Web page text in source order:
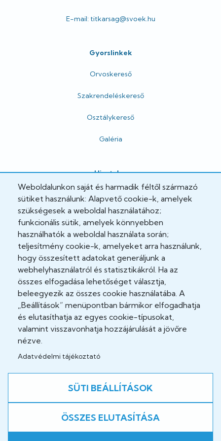
E-mail: titkarsag@svoek.hu
Gyorslinkek
Orvoskereső
Szakrendeléskereső
Osztálykereső
Galéria
Hivatalos
Adatkezelési tájékoztató
Adatvédelmi tisztviselő
Akadálymentesítési nyilatkozat
Cookie Policy
Felhasználási feltételek
Impresszum
Jogi nyilatkozatok
Közösség
A weboldal fejlesztés alatt áll!
Weboldalunkon saját és harmadik féltől származó
sütiket használunk: Alapvető cookie-k, amelyek
szükségesek a weboldal használatához;
funkcionális sütik, amelyek könnyebben
használhatók a weboldal használata során;
teljesítmény cookie-k, amelyeket arra használunk,
hogy összesített adatokat generáljunk a
webhelyhasználatról és statisztikákról. Ha az
összes elfogadása lehetőséget választja,
beleegyezik az összes cookie használatába. A
„Beállítások” menüpontban bármikor elfogadhatja
és elutasíthatja az egyes cookie-típusokat,
valamint visszavonhatja hozzájárulását a jövőre
nézve.
Adatvédelmi tájékoztató
SÜTI BEÁLLÍTÁSOK
ÖSSZES ELUTASÍTÁSA